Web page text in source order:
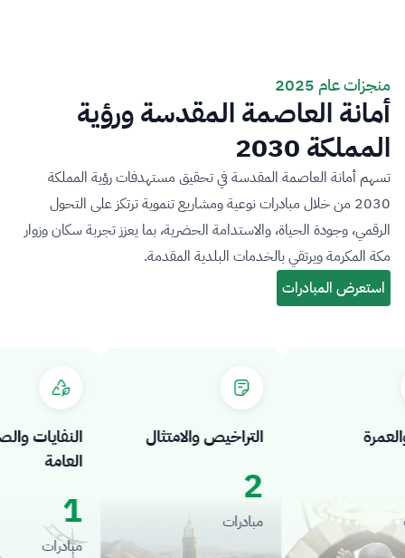
منجزات عام 2025
أمانة العاصمة المقدسة ورؤية
المملكة 2030
تسهم أمانة العاصمة المقدسة في تحقيق مستهدفات رؤية المملكة
2030 من خلال مبادرات نوعية ومشاريع تنموية ترتكز على التحول
الرقمي، وجودة الحياة، والاستدامة الحضرية، بما يعزز تجربة سكان وزوار
مكة المكرمة ويرتقي بالخدمات البلدية المقدمة.
النفايات
العامة
1
مبادرات
التراخيص والامتثال
2
مبادرات